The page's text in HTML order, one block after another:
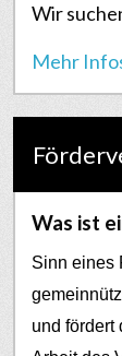
Wir
Mehr
Was ist
Sinn eines
und fördert